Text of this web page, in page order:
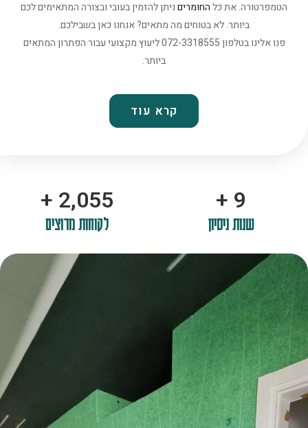
הטמפרטורה. את כלהחומריםניתן להזמין בעובי ובצורה המתאימים לכם
ביותר. לא בטוחים מה מתאים? אנחנו כאן בשבילכם.
פנו אלינו בטלפון 072-3318555 ליעוץ מקצועי עבור הפתרון המתאים
ביותר.
קרא עוד
10
+
שנות ניסיון
2,100
+
לקוחות מרוצים